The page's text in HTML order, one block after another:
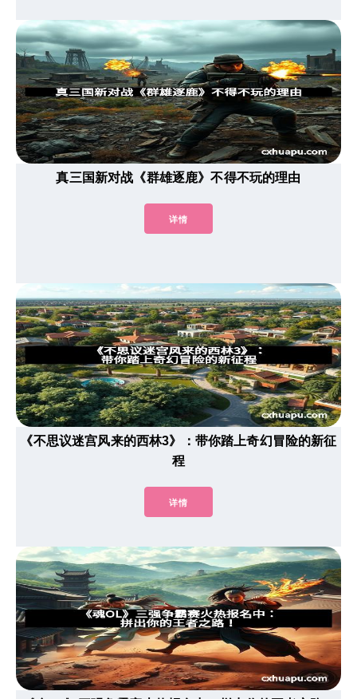
真三国新对战《群雄逐鹿》不得不玩的理由
详情
《不思议迷宫风来的西林3》：带你踏上奇幻冒险的新征
程
详情